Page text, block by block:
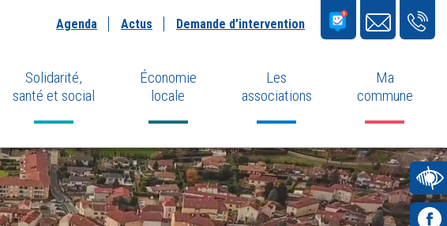
Agenda Actus Demande d’intervention
Solidarité,
santé et social
Économie
locale
Les
associations
Ma
commune